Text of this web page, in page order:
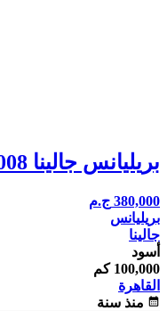
بريليانس جالينا 2008
380,000 ج.م
بريليانس
جالينا
أسود
100,000 كم
القاهرة
calendar_month منذ سنة